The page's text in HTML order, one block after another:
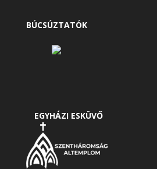
BÚCSÚZTATÓK
EGYHÁZI ESKÜVŐ